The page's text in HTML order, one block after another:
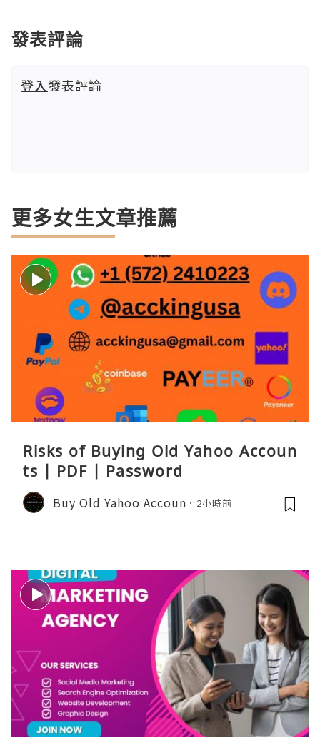
發表評論
登入發表評論
更多女生文章推薦
Risks of Buying Old Yahoo Accoun
ts | PDF | Password
Buy Old Yahoo Accoun 2小時前